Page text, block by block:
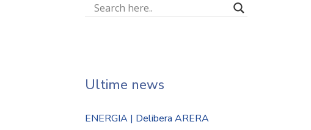
Ultime news
ENERGIA | Delibera ARERA